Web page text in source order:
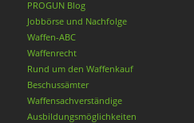
PROGUN Blog
Jobbörse und Nachfolge
Waffen-ABC
Waffenrecht
Rund um den Waffenkauf
Beschussämter
Waffensachverständige
Ausbildungsmöglichkeiten